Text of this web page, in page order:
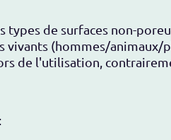
de surfaces non-
(hommes/animaux/
de l'utilisation,